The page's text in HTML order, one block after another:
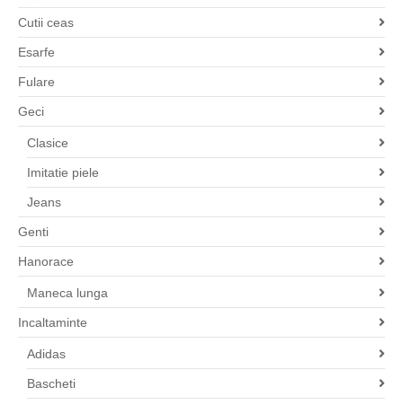
Cutii ceas
Esarfe
Fulare
Geci
Clasice
Imitatie piele
Jeans
Genti
Hanorace
Maneca lunga
Incaltaminte
Adidas
Bascheti